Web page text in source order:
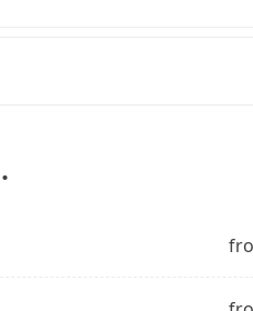
常價格是官網的6~8折，如
現場卻沒房可住的窘境，所
預訂民宿方面，如不怕麻煩
利的，無需與人共乘、快速